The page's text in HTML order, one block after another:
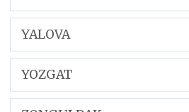
YALOVA
YOZGAT